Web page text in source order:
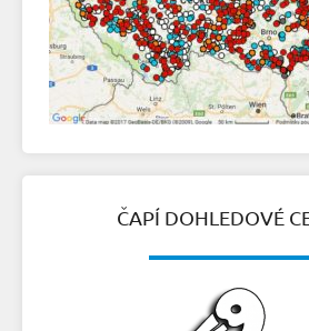
ČAPÍ DOHLEDOVÉ